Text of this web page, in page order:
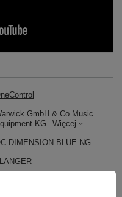
GmbH & Co Music
KG
Więcej
DIMENSION BLUE NG